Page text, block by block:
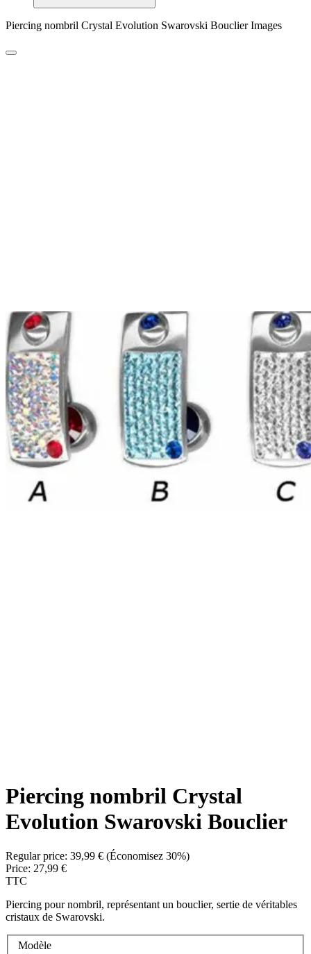
Piercing nombril Crystal Evolution Swarovski Bouclier Images
Piercing nombril Crystal
Evolution Swarovski Bouclier
Regular price: 39,99 € (Économisez 30%)
Price: 27,99 €
TTC
Piercing pour nombril, représentant un bouclier, sertie de véritables
cristaux de Swarovski.
Modèle